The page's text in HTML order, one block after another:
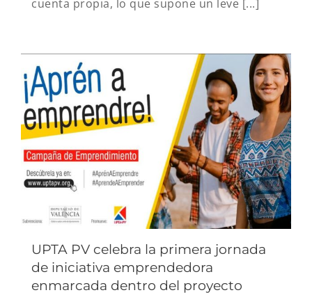
cuenta propia, lo que supone un leve [...]
UPTA PV celebra la primera jornada
de iniciativa emprendedora
enmarcada dentro del proyecto